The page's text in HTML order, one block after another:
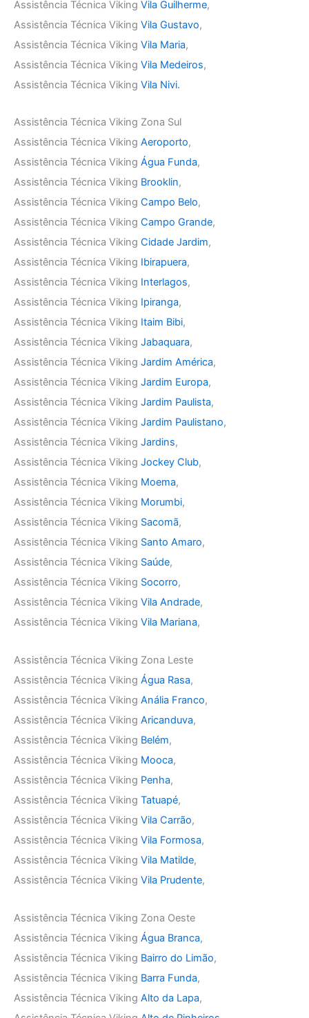
Assistência Técnica Viking Vila Guilherme,
Assistência Técnica Viking Vila Gustavo,
Assistência Técnica Viking Vila Maria,
Assistência Técnica Viking Vila Medeiros,
Assistência Técnica Viking Vila Nivi.
Assistência Técnica Viking Zona Sul
Assistência Técnica Viking Aeroporto,
Assistência Técnica Viking Água Funda,
Assistência Técnica Viking Brooklin,
Assistência Técnica Viking Campo Belo,
Assistência Técnica Viking Campo Grande,
Assistência Técnica Viking Cidade Jardim,
Assistência Técnica Viking Ibirapuera,
Assistência Técnica Viking Interlagos,
Assistência Técnica Viking Ipiranga,
Assistência Técnica Viking Itaim Bibi,
Assistência Técnica Viking Jabaquara,
Assistência Técnica Viking Jardim América,
Assistência Técnica Viking Jardim Europa,
Assistência Técnica Viking Jardim Paulista,
Assistência Técnica Viking Jardim Paulistano,
Assistência Técnica Viking Jardins,
Assistência Técnica Viking Jockey Club,
Assistência Técnica Viking Moema,
Assistência Técnica Viking Morumbi,
Assistência Técnica Viking Sacomã,
Assistência Técnica Viking Santo Amaro,
Assistência Técnica Viking Saúde,
Assistência Técnica Viking Socorro,
Assistência Técnica Viking Vila Andrade,
Assistência Técnica Viking Vila Mariana,
Assistência Técnica Viking Zona Leste
Assistência Técnica Viking Água Rasa,
Assistência Técnica Viking Anália Franco,
Assistência Técnica Viking Aricanduva,
Assistência Técnica Viking Belém,
Assistência Técnica Viking Mooca,
Assistência Técnica Viking Penha,
Assistência Técnica Viking Tatuapé,
Assistência Técnica Viking Vila Carrão,
Assistência Técnica Viking Vila Formosa,
Assistência Técnica Viking Vila Matilde,
Assistência Técnica Viking Vila Prudente,
Assistência Técnica Viking Zona Oeste
Assistência Técnica Viking Água Branca,
Assistência Técnica Viking Bairro do Limão,
Assistência Técnica Viking Barra Funda,
Assistência Técnica Viking Alto da Lapa,